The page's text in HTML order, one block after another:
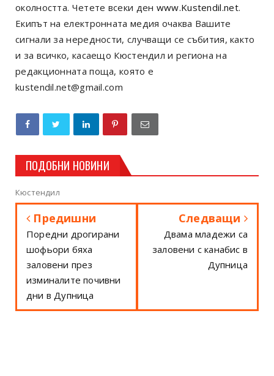
околността. Четете всеки ден www.Kustendil.net.
Екипът на електронната медия очаква Вашите
сигнали за нередности, случващи се събития, както
и за всичко, касаещо Кюстендил и региона на
редакционната поща, която е
kustendil.net@gmail.com
ПОДОБНИ НОВИНИ
Кюстендил
Предишни
Поредни дрогирани
шофьори бяха
заловени през
изминалите почивни
дни в Дупница
Следващи
Двама младежи са
заловени с канабис в
Дупница